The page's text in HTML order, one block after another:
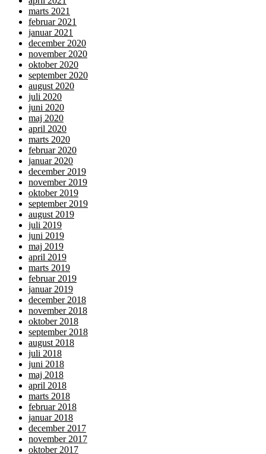
marts 2021
februar 2021
januar 2021
december 2020
november 2020
oktober 2020
september 2020
august 2020
juli 2020
juni 2020
maj 2020
april 2020
marts 2020
februar 2020
januar 2020
december 2019
november 2019
oktober 2019
september 2019
august 2019
juli 2019
juni 2019
maj 2019
april 2019
marts 2019
februar 2019
januar 2019
december 2018
november 2018
oktober 2018
september 2018
august 2018
juli 2018
juni 2018
maj 2018
april 2018
marts 2018
februar 2018
januar 2018
december 2017
november 2017
oktober 2017